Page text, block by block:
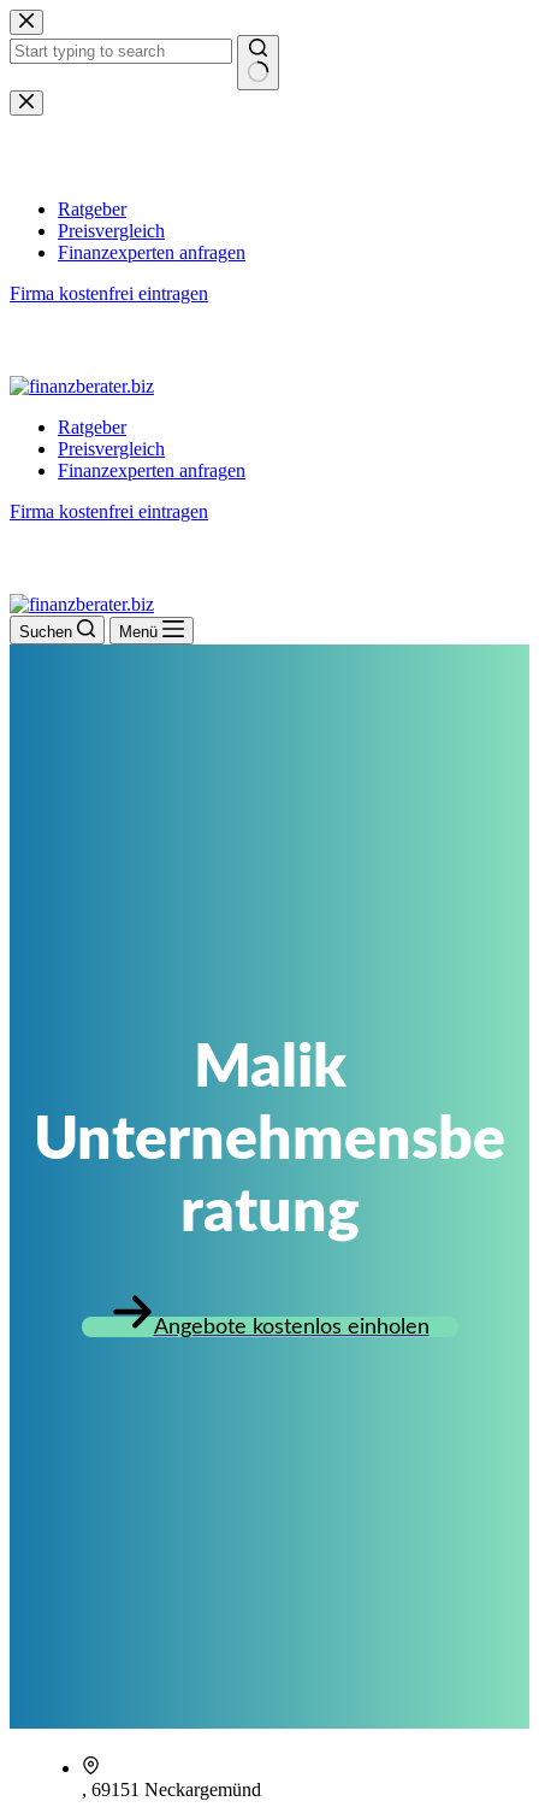
Zum
Inhalt
springen
Keine
Ergebnisse
Ratgeber
Preisvergleich
Finanzexperten anfragen
Firma kostenfrei eintragen
Ratgeber
Preisvergleich
Finanzexperten anfragen
Firma kostenfrei eintragen
Suchen Menü
Malik
Unternehmensbe
ratung
Angebote kostenlos einholen
, 69151 Neckargemünd